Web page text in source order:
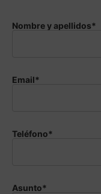
Nombre y apellidos*
Email*
Teléfono*
Asunto*